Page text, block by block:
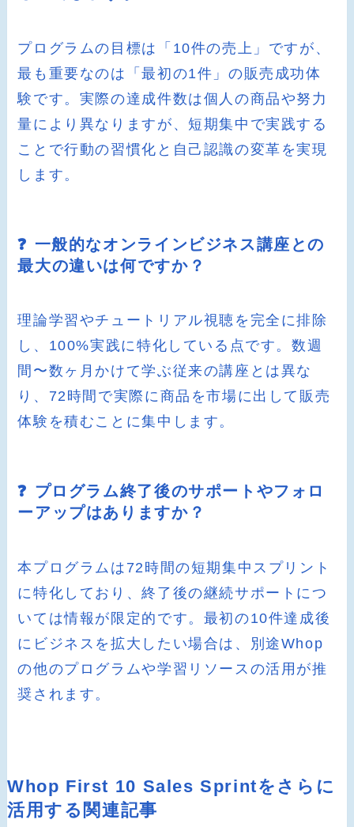
プログラムの目標は「10件の売上」ですが、
最も重要なのは「最初の1件」の販売成功体
験です。実際の達成件数は個人の商品や努力
量により異なりますが、短期集中で実践する
ことで行動の習慣化と自己認識の変革を実現
します。
❓ 一般的なオンラインビジネス講座との
最大の違いは何ですか？
理論学習やチュートリアル視聴を完全に排除
し、100%実践に特化している点です。数週
間〜数ヶ月かけて学ぶ従来の講座とは異な
り、72時間で実際に商品を市場に出して販売
体験を積むことに集中します。
❓ プログラム終了後のサポートやフォロ
ーアップはありますか？
本プログラムは72時間の短期集中スプリント
に特化しており、終了後の継続サポートにつ
いては情報が限定的です。最初の10件達成後
にビジネスを拡大したい場合は、別途Whop
の他のプログラムや学習リソースの活用が推
奨されます。
Whop First 10 Sales Sprintをさらに
活用する関連記事